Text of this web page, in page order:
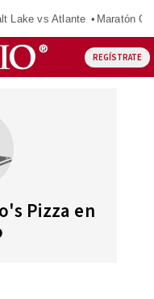
Lake vs Atlante Maratón
REGÍSTRATE
Pizza en